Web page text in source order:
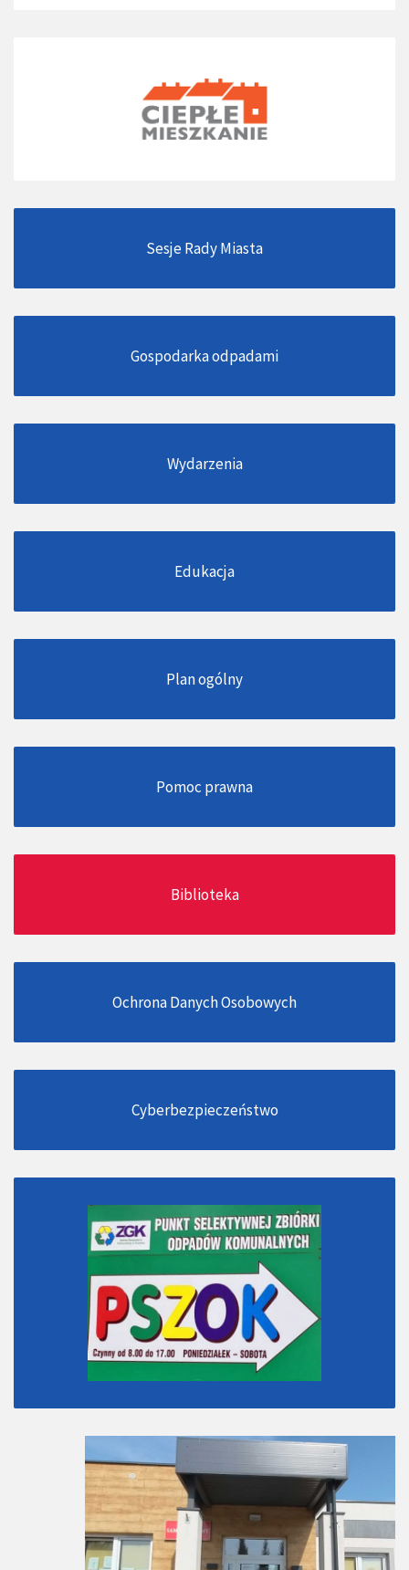
Sesje Rady Miasta
Gospodarka odpadami
Wydarzenia
Edukacja
Plan ogólny
Pomoc prawna
Biblioteka
Ochrona Danych Osobowych
Cyberbezpieczeństwo